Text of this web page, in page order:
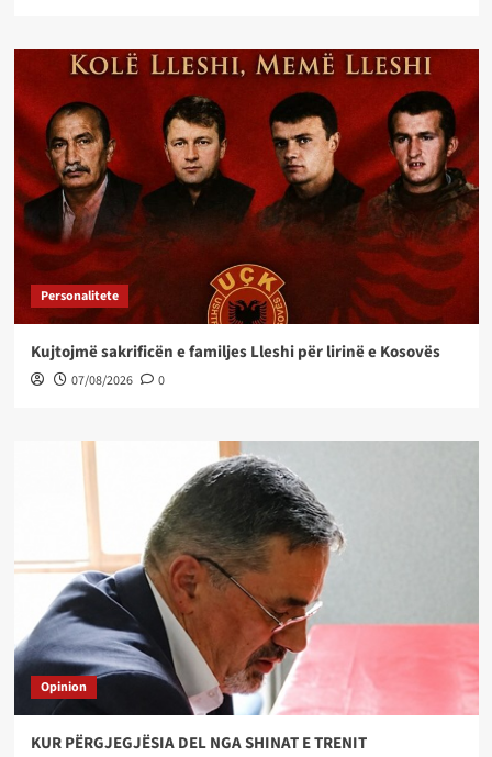
Personalitete
Kujtojmë sakrificën e familjes Lleshi për lirinë e Kosovës
07/08/2026 0
Opinion
KUR PËRGJEGJËSIA DEL NGA SHINAT E TRENIT